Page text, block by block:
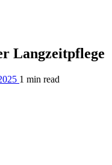
Langzeitpflege
1 min read